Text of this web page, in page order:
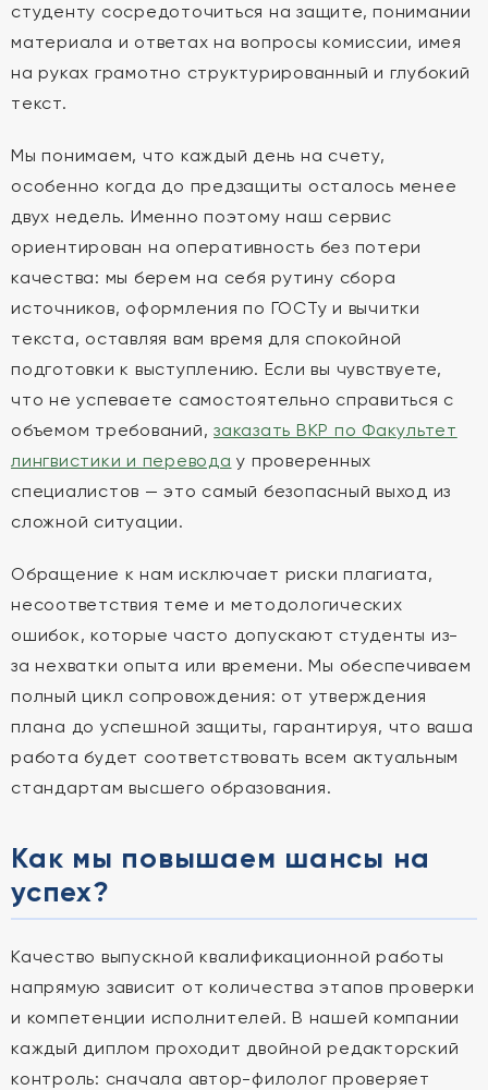
студенту сосредоточиться на защите, понимании
материала и ответах на вопросы комиссии, имея
на руках грамотно структурированный и глубокий
текст.
Мы понимаем, что каждый день на счету,
особенно когда до предзащиты осталось менее
двух недель. Именно поэтому наш сервис
ориентирован на оперативность без потери
качества: мы берем на себя рутину сбора
источников, оформления по ГОСТу и вычитки
текста, оставляя вам время для спокойной
подготовки к выступлению. Если вы чувствуете,
что не успеваете самостоятельно справиться с
объемом требований, заказать ВКР по Факультет
лингвистики и перевода у проверенных
специалистов — это самый безопасный выход из
сложной ситуации.
Обращение к нам исключает риски плагиата,
несоответствия теме и методологических
ошибок, которые часто допускают студенты из-
за нехватки опыта или времени. Мы обеспечиваем
полный цикл сопровождения: от утверждения
плана до успешной защиты, гарантируя, что ваша
работа будет соответствовать всем актуальным
стандартам высшего образования.
Как мы повышаем шансы на
успех?
Качество выпускной квалификационной работы
напрямую зависит от количества этапов проверки
и компетенции исполнителей. В нашей компании
каждый диплом проходит двойной редакторский
контроль: сначала автор-филолог проверяет